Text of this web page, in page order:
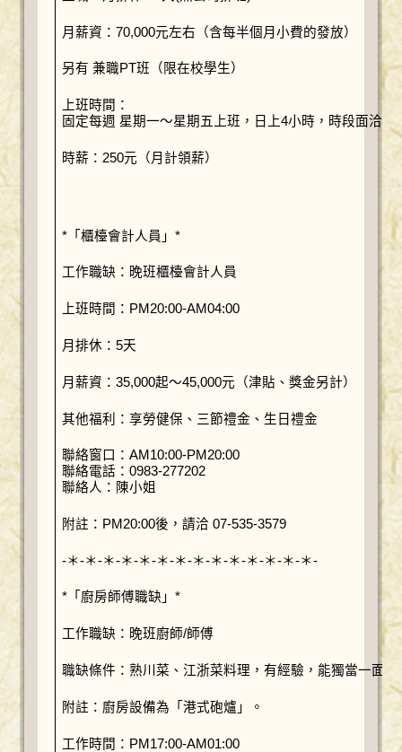
月薪資：70,000元左右（含每半個月小費的發放）
另有 兼職PT班（限在校學生）
上班時間：
固定每週 星期一～星期五上班，日上4小時，時段面洽。
時薪：250元（月計領薪）
*「櫃檯會計人員」*
工作職缺：晚班櫃檯會計人員
上班時間：PM20:00-AM04:00
月排休：5天
月薪資：35,000起～45,000元（津貼、獎金另計）
其他福利：享勞健保、三節禮金、生日禮金
聯絡窗口：AM10:00-PM20:00
聯絡電話：0983-277202
聯絡人：陳小姐
附註：PM20:00後，請洽 07-535-3579
-＊-＊-＊-＊-＊-＊-＊-＊-＊-＊-＊-＊-＊-＊-
*「廚房師傅職缺」*
工作職缺：晚班廚師/師傅
職缺條件：熟川菜、江浙菜料理，有經驗，能獨當一面
附註：廚房設備為「港式砲爐」。
工作時間：PM17:00-AM01:00